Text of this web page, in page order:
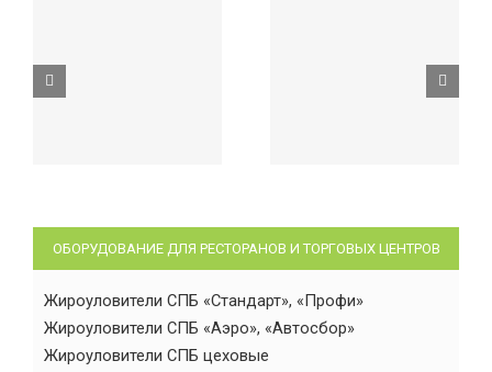
ОБОРУДОВАНИЕ ДЛЯ РЕСТОРАНОВ И ТОРГОВЫХ ЦЕНТРОВ
Жироуловители СПБ «Стандарт», «Профи»
Жироуловители СПБ «Аэро», «Автосбор»
Жироуловители СПБ цеховые